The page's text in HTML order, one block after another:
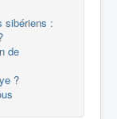
sibériens :
de
?